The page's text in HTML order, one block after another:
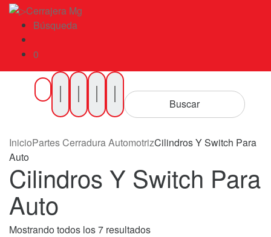
Búsqueda
0
Buscar
por
Productos
Buscar
InicioPartes Cerradura AutomotrizCilindros Y Switch Para
Auto
Cilindros Y Switch Para
Auto
Mostrando todos los 7 resultados